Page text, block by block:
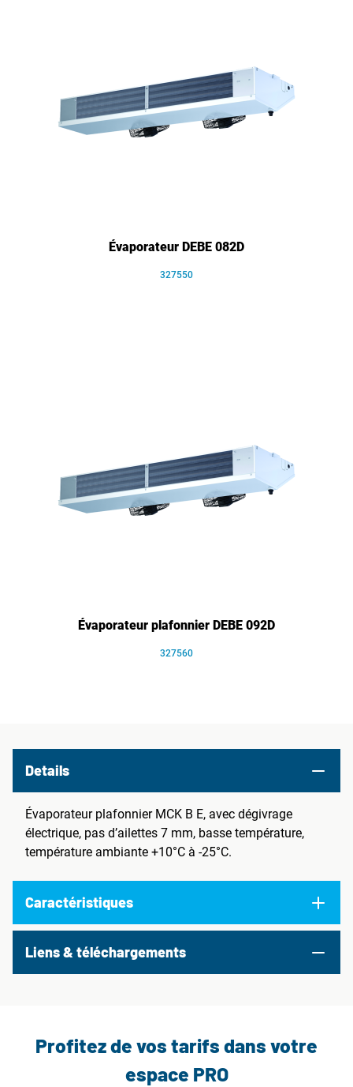
Évaporateur DEBE 082D
327550
Évaporateur plafonnier DEBE 092D
327560
Details
Évaporateur plafonnier MCK B E, avec dégivrage
électrique, pas d’ailettes 7 mm, basse température,
température ambiante +10°C à -25°C.
Caractéristiques
Liens & téléchargements
Profitez de vos tarifs dans votre
espace PRO